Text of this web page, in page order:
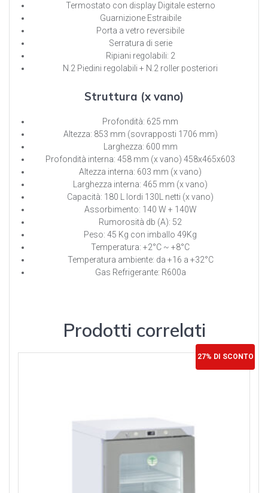
Termostato con display Digitale esterno
Guarnizione Estraibile
Porta a vetro reversibile
Serratura di serie
Ripiani regolabili: 2
N.2 Piedini regolabili + N.2 roller posteriori
Struttura (x vano)
Profondità: 625 mm
Altezza: 853 mm (sovrapposti 1706 mm)
Larghezza: 600 mm
Profondità interna: 458 mm (x vano) 458x465x603
Altezza interna: 603 mm (x vano)
Larghezza interna: 465 mm (x vano)
Capacità: 180 L lordi 130L netti (x vano)
Assorbimento: 140 W + 140W
Rumorosità db (A): 52
Peso: 45 Kg con imballo 49Kg
Temperatura: +2°C ~ +8°C
Temperatura ambiente: da +16 a +32°C
Gas Refrigerante: R600a
Prodotti correlati
27% DI SCONTO